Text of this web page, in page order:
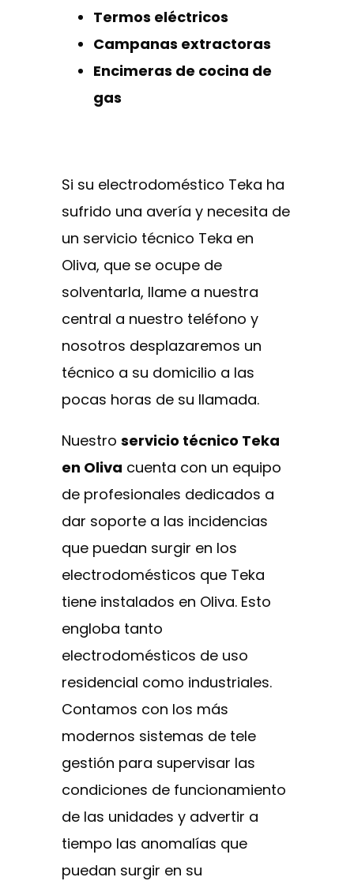
Termos eléctricos
Campanas extractoras
Encimeras de cocina de
gas
Si su electrodoméstico Teka ha
sufrido una avería y necesita de
un servicio técnico Teka en
Oliva, que se ocupe de
solventarla, llame a nuestra
central a nuestro teléfono y
nosotros desplazaremos un
técnico a su domicilio a las
pocas horas de su llamada.
Nuestro servicio técnico Teka
en Oliva cuenta con un equipo
de profesionales dedicados a
dar soporte a las incidencias
que puedan surgir en los
electrodomésticos que Teka
tiene instalados en Oliva. Esto
engloba tanto
electrodomésticos de uso
residencial como industriales.
Contamos con los más
modernos sistemas de tele
gestión para supervisar las
condiciones de funcionamiento
de las unidades y advertir a
tiempo las anomalías que
puedan surgir en su